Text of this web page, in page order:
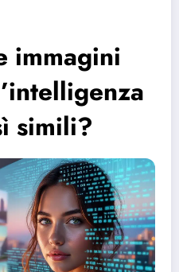
immagini
simili?